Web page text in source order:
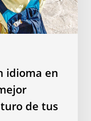
idioma en
de tus